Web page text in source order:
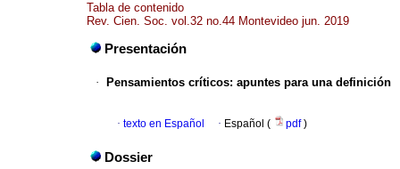
Tabla de contenido
Rev. Cien. Soc. vol.32 no.44 Montevideo jun. 2019
Presentación
· Pensamientos críticos: apuntes para una definición
· texto en Español · Español ( pdf)
Dossier